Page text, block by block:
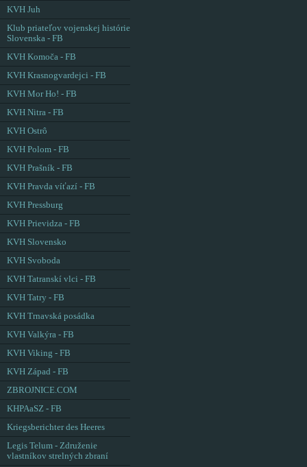
KVH Juh
Klub priateľov vojenskej histórie
Slovenska - FB
KVH Komoča - FB
KVH Krasnogvardejci - FB
KVH Mor Ho! - FB
KVH Nitra - FB
KVH Ostrô
KVH Polom - FB
KVH Prašník - FB
KVH Pravda víťazí - FB
KVH Pressburg
KVH Prievidza - FB
KVH Slovensko
KVH Svoboda
KVH Tatranskí vlci - FB
KVH Tatry - FB
KVH Trnavská posádka
KVH Valkýra - FB
KVH Viking - FB
KVH Západ - FB
ZBROJNICE.COM
KHPAaSZ - FB
Kriegsberichter des Heeres
Legis Telum - Združenie
vlastníkov strelných zbraní